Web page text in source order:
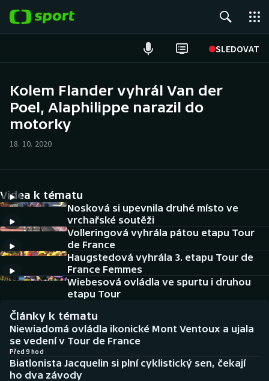
SLEDOVAT
Hokej
Cyklistika
DALŠÍ SPORTY
Americký fotbal
Baseball a softbal
Biatlon
Boby a skeleton
NEPŘEHLÉDNĚTE
Soutěže
Aplikace ČT sport
AZ kvíz
Kolem Flander vyhrál Van der
Poel, Alaphilippe narazil do
motorky
18. 10. 2020
Videa k tématu
Nosková si upevnila druhé místo ve
vrchařské soutěži
Volleringová vyhrála pátou etapu Tour
de France
Haugstedová vyhrála 3. etapu Tour de
France Femmes
Wiebesová ovládla ve spurtu i druhou
etapu Tour
Články k tématu
Niewiadomá ovládla ikonické Mont Ventoux a ujala
se vedení v Tour de France
Před 9 hod
Biatlonista Jacquelin si plní cyklistický sen, čekají
ho dva závody